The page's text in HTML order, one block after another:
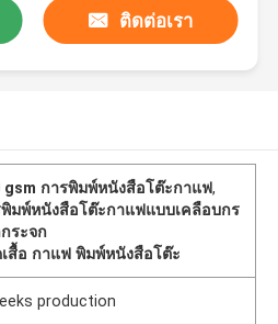
ติดต่อเรา
gsm การพิมพ์หนังสือโต๊ะกาแฟ,
พิมพ์หนังสือโต๊ะกาแฟแบบเคลือบกร
ระจก
สื้อ กาแฟ พิมพ์หนังสือโต๊ะ
production